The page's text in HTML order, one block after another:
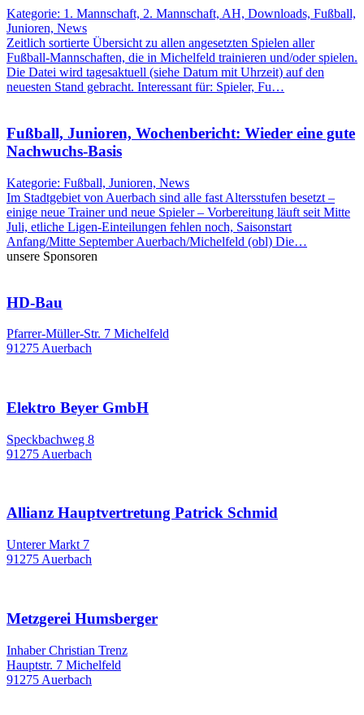
Kategorie: 1. Mannschaft, 2. Mannschaft, AH, Downloads, Fußball,
Junioren, News
Zeitlich sortierte Übersicht zu allen angesetzten Spielen aller
Fußball-Mannschaften, die in Michelfeld trainieren und/oder spielen.
Die Datei wird tagesaktuell (siehe Datum mit Uhrzeit) auf den
neuesten Stand gebracht. Interessant für: Spieler, Fu…
Fußball, Junioren, Wochenbericht: Wieder eine gute
Nachwuchs-Basis
Kategorie: Fußball, Junioren, News
Im Stadtgebiet von Auerbach sind alle fast Altersstufen besetzt –
einige neue Trainer und neue Spieler – Vorbereitung läuft seit Mitte
Juli, etliche Ligen-Einteilungen fehlen noch, Saisonstart
Anfang/Mitte September Auerbach/Michelfeld (obl) Die…
unsere Sponsoren
HD-Bau
Pfarrer-Müller-Str. 7 Michelfeld
91275 Auerbach
Elektro Beyer GmbH
Speckbachweg 8
91275 Auerbach
Allianz Hauptvertretung Patrick Schmid
Unterer Markt 7
91275 Auerbach
Metzgerei Humsberger
Inhaber Christian Trenz
Hauptstr. 7 Michelfeld
91275 Auerbach